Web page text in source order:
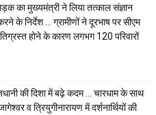
का मुख्यमंत्री ने लिया तत्काल संज्ञान
के निर्देश … ग्रामीणों ने दूरभाष पर सीएम
होने के कारण लगभग 120 परिवारों
की दिशा में बढ़े कदम … चारधाम के साथ
व त्रियुगीनारायण में दर्शनार्थियों की